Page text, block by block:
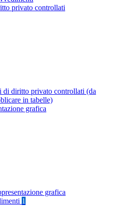
privato controllati
di diritto privato controllati (da
in tabelle)
grafica
grafica
1